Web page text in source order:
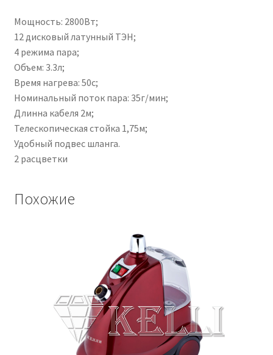
Мощность: 2800Вт;
12 дисковый латунный ТЭН;
4 режима пара;
Объем: 3.3л;
Время нагрева: 50с;
Номинальный поток пара: 35г/мин;
Длинна кабеля 2м;
Телескопическая стойка 1,75м;
Удобный подвес шланга.
2 расцветки
Похожие